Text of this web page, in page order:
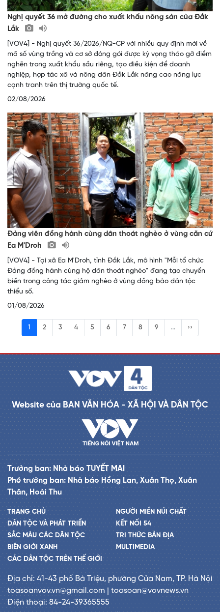
Nghị quyết 36 mở đường cho xuất khẩu nông sản của Đắk
Lắk
[VOV4] - Nghị quyết 36/2026/NQ-CP với nhiều quy định mới về
mã số vùng trồng và cơ sở đóng gói được kỳ vọng tháo gỡ điểm
nghẽn trong xuất khẩu sầu riêng, tạo điều kiện để doanh
nghiệp, hợp tác xã và nông dân Đắk Lắk nâng cao năng lực
cạnh tranh trên thị trường quốc tế.
02/08/2026
Đảng viên đồng hành cùng dân thoát nghèo ở vùng căn cứ
Ea M'Droh
[VOV4] - Tại xã Ea M'Droh, tỉnh Đắk Lắk, mô hình "Mỗi tổ chức
Đảng đồng hành cùng hộ dân thoát nghèo" đang tạo chuyển
biến trong công tác giảm nghèo ở vùng đồng bào dân tộc
thiểu số.
01/08/2026
1 2 3 4 5 6 7 8 9 … ››
Website của BAN VĂN HÓA - XÃ HỘI VÀ DÂN TỘC
Trưởng ban: Nhà báo TUYẾT MAI
Phó trưởng ban: Nhà báo Hồng Lan, Xuân Thọ, Xuân
Thân, Hoài Thu
TRANG CHỦ
DÂN TỘC VÀ PHÁT TRIỂN
SẮC MÀU CÁC DÂN TỘC
BIÊN GIỚI XANH
CÁC DÂN TỘC TRÊN THẾ GIỚI
NGƯỜI MIỀN NÚI CHẤT
KẾT NỐI 54
TRI THỨC BẢN ĐỊA
MULTIMEDIA
Địa chỉ: 41-43 phố Bà Triệu, phường Cửa Nam, TP. Hà Nội
toasoanvov.vn@gmail.com | toasoan@vovnews.vn
Điện thoại: 84-24-39365555